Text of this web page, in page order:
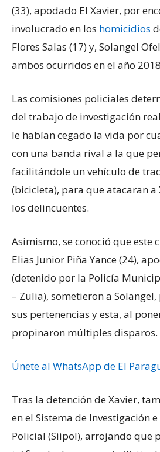
(33), apodado El Xavier, por
involucrado en los homicidios
Flores Salas (17) y, Solangel
ambos ocurridos en el año
Las comisiones policiales
del trabajo de investigación
le habían cegado la vida por
con una banda rival a la que
facilitándole un vehículo de
(bicicleta), para que atacaran a
los delincuentes.
Asimismo, se conoció que este
Elias Junior Piña Yance (24),
(detenido por la Policía
– Zulia), sometieron a
sus pertenencias y esta, al
propinaron múltiples disparos.
Únete al WhatsApp de El
Tras la detención de Xavier,
en el Sistema de Investigación
Policial (Siipol), arrojando que